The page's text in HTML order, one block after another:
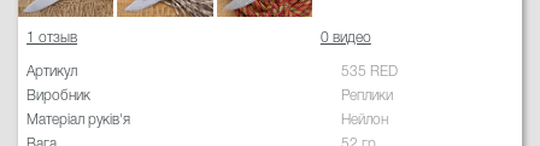
1 отзыв 0 видео
Артикул
535 RED
Виробник
Реплики
Матеріал руків'я
Нейлон